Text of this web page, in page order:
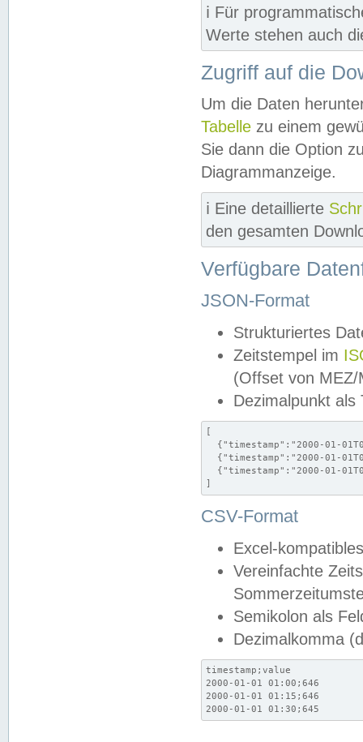
ℹ️ Für
Werte stehen auch
Zugriff auf die
Um die Daten
Tabelle zu einem
Sie dann die Option
Diagrammanzeige.
ℹ️ Eine detaillierte
den gesamten
Verfügbare
JSON-Format
Strukturiertes
Zeitstempel im
(Offset von MEZ/
Dezimalpunkt als
[
{"timestamp":"2000-01-
{"timestamp":"2000-01-
{"timestamp":"2000-01-
]
CSV-Format
Excel-
Vereinfachte
Semikolon als
Dezimalkomma
timestamp;value
2000-01-01 01:00;646
2000-01-01 01:15;646
2000-01-01 01:30;645